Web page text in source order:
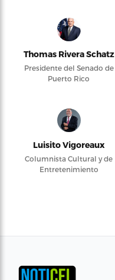
Thomas Rivera Schatz
Presidente del Senado de
Puerto Rico
Luisito Vigoreaux
Columnista Cultural y de
Entretenimiento